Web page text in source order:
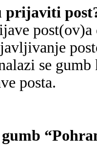
prijaviti
se
posta.
gumb